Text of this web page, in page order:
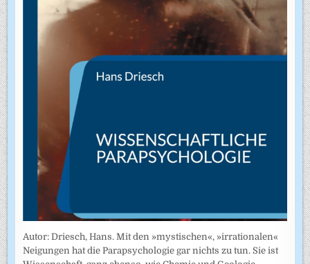
Autor: Driesch, Hans. Mit den »mystischen«, »irrationalen«
Neigungen hat die Parapsychologie gar nichts zu tun. Sie ist